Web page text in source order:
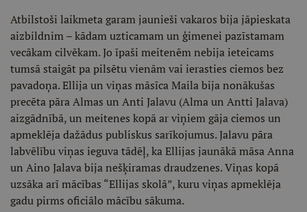
Atbilstoši laikmeta garam jaunieši vakaros bija jāpieskata
aizbildnim – kādam uzticamam un ģimenei pazīstamam
vecākam cilvēkam. Jo īpaši meitenēm nebija ieteicams
tumsā staigāt pa pilsētu vienām vai ierasties ciemos bez
pavadoņa. Ellija un viņas māsīca Maila bija nonākušas
precēta pāra Almas un Anti Jalavu (Alma un Antti Jalava)
aizgādnībā, un meitenes kopā ar viņiem gāja ciemos un
apmeklēja dažādus publiskus sarīkojumus. Jalavu pāra
labvēlību viņas ieguva tādēļ, ka Ellijas jaunākā māsa Anna
un Aino Jalava bija nešķiramas draudzenes. Viņas kopā
uzsāka arī mācības “Ellijas skolā”, kuru viņas apmeklēja
gadu pirms oficiālo mācību sākuma.